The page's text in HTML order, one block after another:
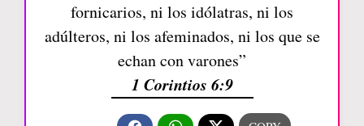
fornicarios, ni los idólatras, ni los
adúlteros, ni los afeminados, ni los que se
echan con varones”
1 Corintios 6:9